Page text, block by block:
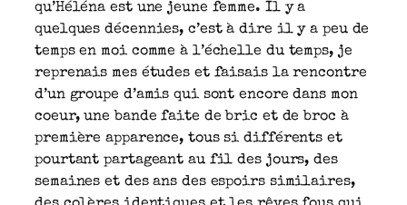
qu’Héléna est une jeune femme. Il y a
quelques décennies, c’est à dire il y a peu de
temps en moi comme à l’échelle du temps, je
reprenais mes études et faisais la rencontre
d’un groupe d’amis qui sont encore dans mon
coeur, une bande faite de bric et de broc à
première apparence, tous si différents et
pourtant partageant au fil des jours, des
semaines et des ans des espoirs similaires,